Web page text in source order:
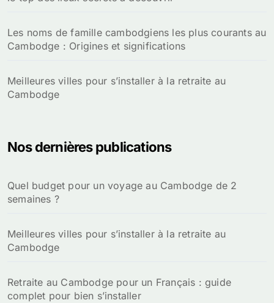
Les noms de famille cambodgiens les plus courants au
Cambodge : Origines et significations
Meilleures villes pour s’installer à la retraite au
Cambodge
Nos dernières publications
Quel budget pour un voyage au Cambodge de 2
semaines ?
Meilleures villes pour s’installer à la retraite au
Cambodge
Retraite au Cambodge pour un Français : guide
complet pour bien s’installer